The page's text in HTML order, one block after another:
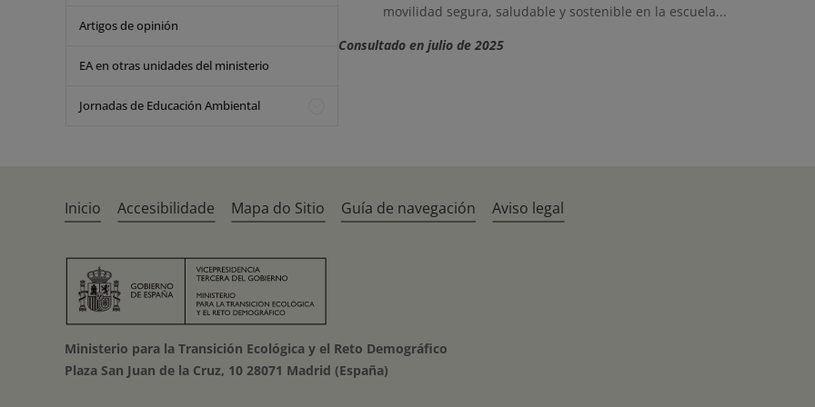
Artigos de opinión
EA en otras unidades del ministerio
Jornadas de Educación Ambiental
movilidad segura, saludable y sostenible en la escuela...
Consultado en julio de 2025
Inicio Accesibilidade Mapa do Sitio Guía de navegación Aviso legal
Ministerio para la Transición Ecológica y el Reto Demográfico
Plaza San Juan de la Cruz, 10 28071 Madrid (España)